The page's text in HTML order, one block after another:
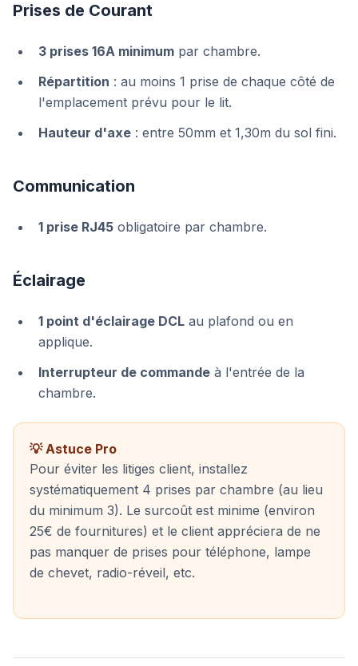
Prises de Courant
3 prises 16A minimum par chambre.
Répartition : au moins 1 prise de chaque côté de
l'emplacement prévu pour le lit.
Hauteur d'axe : entre 50mm et 1,30m du sol fini.
Communication
1 prise RJ45 obligatoire par chambre.
Éclairage
1 point d'éclairage DCL au plafond ou en
applique.
Interrupteur de commande à l'entrée de la
chambre.
💡 Astuce Pro
Pour éviter les litiges client, installez
systématiquement 4 prises par chambre (au lieu
du minimum 3). Le surcoût est minime (environ
25€ de fournitures) et le client appréciera de ne
pas manquer de prises pour téléphone, lampe
de chevet, radio-réveil, etc.